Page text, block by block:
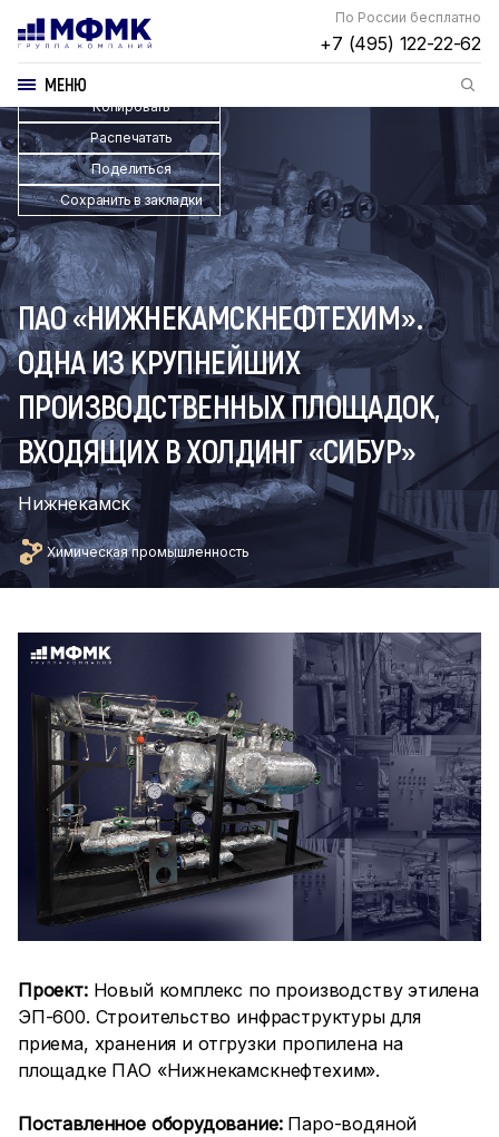
По России бесплатно
+7 (495) 122-22-62
МЕНЮ
Копировать
Распечатать
Поделиться
Сохранить в закладки
ПАО «НИЖНЕКАМСКНЕФТЕХИМ».
ОДНА ИЗ КРУПНЕЙШИХ
ПРОИЗВОДСТВЕННЫХ ПЛОЩАДОК,
ВХОДЯЩИХ В ХОЛДИНГ «СИБУР»
Нижнекамск
Химическая промышленность
Проект:Новый комплекс по производству этилена
ЭП-600. Строительство инфраструктуры для
приема, хранения и отгрузки пропилена на
площадке ПАО «Нижнекамскнефтехим».
Поставленное оборудование:Паро-водяной